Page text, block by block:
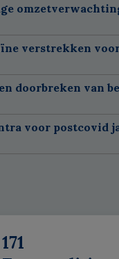
verstrekken
doorbreken van
voor postcovid
171